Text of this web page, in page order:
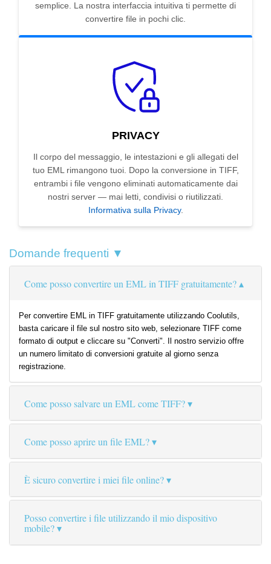
semplice. La nostra interfaccia intuitiva ti permette di
convertire file in pochi clic.
PRIVACY
Il corpo del messaggio, le intestazioni e gli allegati del
tuo EML rimangono tuoi. Dopo la conversione in TIFF,
entrambi i file vengono eliminati automaticamente dai
nostri server — mai letti, condivisi o riutilizzati.
Informativa sulla Privacy.
Domande frequenti ▼
Come posso convertire un EML in TIFF gratuitamente?
Per convertire EML in TIFF gratuitamente utilizzando Coolutils,
basta caricare il file sul nostro sito web, selezionare TIFF come
formato di output e cliccare su "Converti". Il nostro servizio offre
un numero limitato di conversioni gratuite al giorno senza
registrazione.
Come posso salvare un EML come TIFF?
Come posso aprire un file EML?
È sicuro convertire i miei file online?
Posso convertire i file utilizzando il mio dispositivo
mobile?